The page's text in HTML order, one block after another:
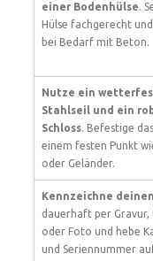
einer Bodenhülse.
Hülse fachgerecht
bei Bedarf mit Beton.
Nutze ein
Stahlseil und ein
Schloss. Befestige
einem festen Punkt
oder Geländer.
Kennzeichne
dauerhaft per Gravur,
oder Foto und hebe
und Seriennummer